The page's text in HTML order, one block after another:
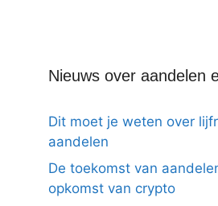
Nieuws over aandelen
Dit moet je weten over
aandelen
De toekomst van
opkomst van crypto